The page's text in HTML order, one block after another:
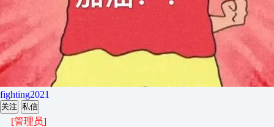
fighting2021
关注 私信
[管理员]